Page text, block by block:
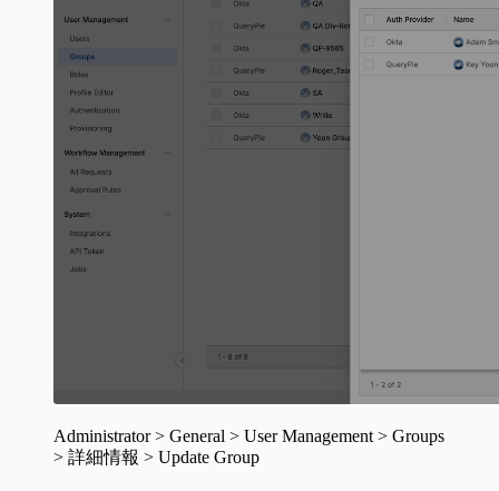
Administrator > General > User Management > Groups
> 詳細情報 > Update Group